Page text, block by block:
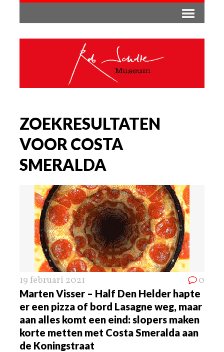
ZOEKRESULTATEN
VOOR COSTA
SMERALDA
19 februari 2021 0
Marten Visser – Half Den Helder hapte
er een pizza of bord Lasagne weg, maar
aan alles komt een eind: slopers maken
korte metten met Costa Smeralda aan
de Koningstraat